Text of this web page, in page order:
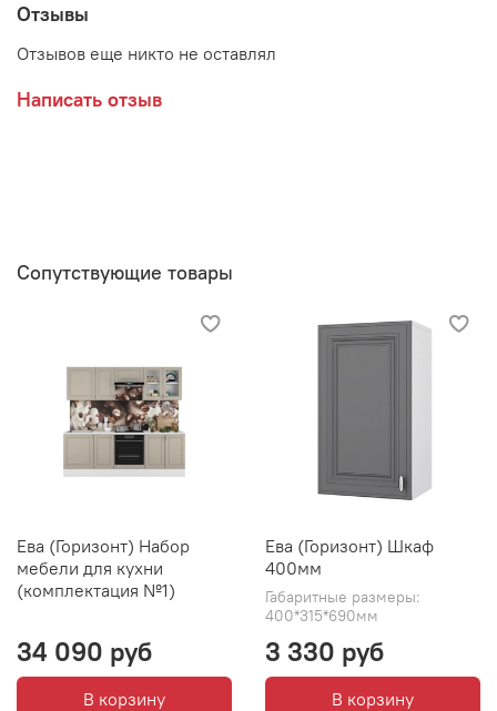
Отзывы
Отзывов еще никто не оставлял
Написать отзыв
Сопутствующие товары
Ева (Горизонт) Набор
мебели для кухни
(комплектация №1)
34 090 руб
В корзину
Ева (Горизонт) Шкаф
400мм
Габаритные размеры:
400*315*690мм
3 330 руб
В корзину